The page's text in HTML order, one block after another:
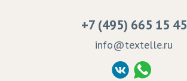
Судебные решения
Политика Конфиденциальности
Согласие на обработку ПД
+7 (495) 665 15 45
info@textelle.ru